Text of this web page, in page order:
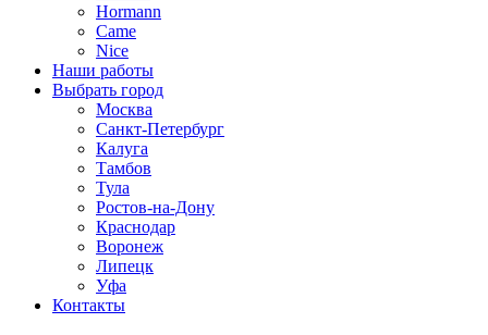
Hormann
Came
Nice
Наши работы
Выбрать город
Москва
Санкт-Петербург
Калуга
Тамбов
Тула
Ростов-на-Дону
Краснодар
Воронеж
Липецк
Уфа
Контакты